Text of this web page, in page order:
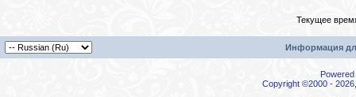
Текущее
Информация
Copyright ©2000 -